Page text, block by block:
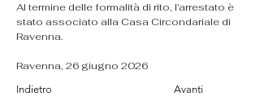
Al termine delle formalità di rito, l’arrestato è
stato associato alla Casa Circondariale di
Ravenna.
Ravenna, 26 giugno 2026
Indietro Avanti